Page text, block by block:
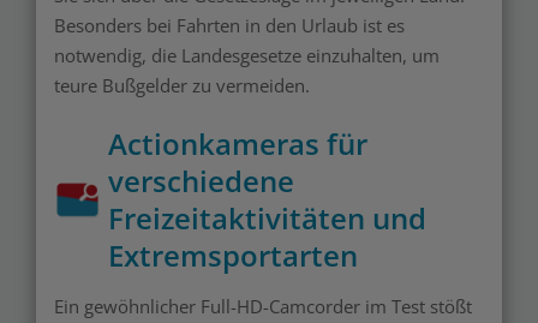
Besonders bei Fahrten in den Urlaub ist es
notwendig, die Landesgesetze einzuhalten, um
teure Bußgelder zu vermeiden.
Actionkameras für
verschiedene
Freizeitaktivitäten und
Extremsportarten
Ein gewöhnlicher Full-HD-Camcorder im Test stößt